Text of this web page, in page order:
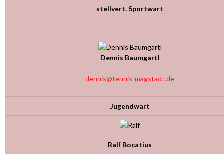
stellvert. Sportwart
Dennis Baumgartl
dennis@tennis-magstadt.de
Jugendwart
Ralf Bocatius